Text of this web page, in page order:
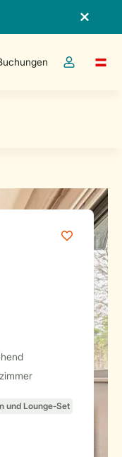
Dropdown-